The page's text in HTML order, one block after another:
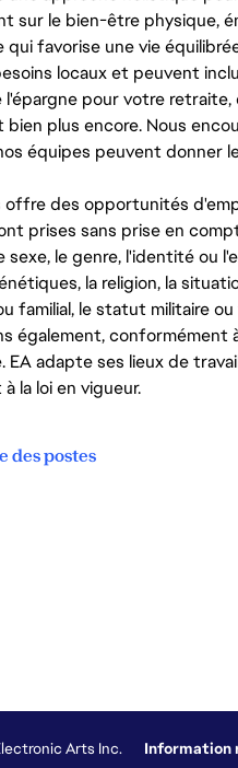
sur le bien-être physique,
qui favorise une vie
locaux et peuvent
l'épargne pour votre
plus encore. Nous
équipes peuvent donner
des opportunités
prises sans prise en
sexe, le genre, l'identité ou
la religion, la
familial, le statut militaire
également, conformément
EA adapte ses lieux de
la loi en vigueur.
des postes
Arts Inc. Information